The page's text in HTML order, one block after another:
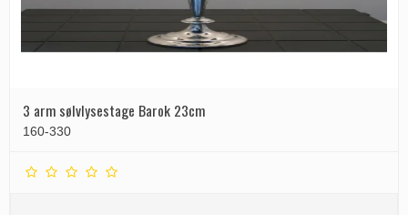
3 arm sølvlysestage Barok 23cm
160-330